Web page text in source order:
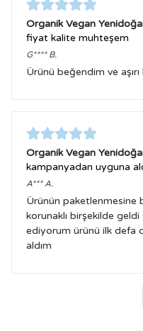
Organik Vegan
fiyat kalite muhteşem
G**** B.
Ürünü beğendim ve
Organik Vegan
kampanyadan uyguna
A*** A.
Ürünün paketlenmesine
korunaklı birşekilde
ediyorum ürünü ilk defa
aldım